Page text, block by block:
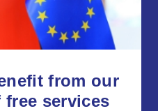
from our
services